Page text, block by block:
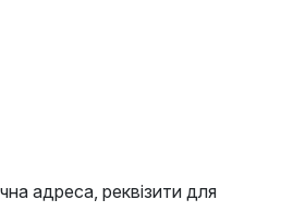
адреса, реквізити для